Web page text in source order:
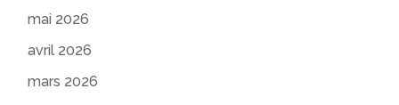
mai 2026
avril 2026
mars 2026